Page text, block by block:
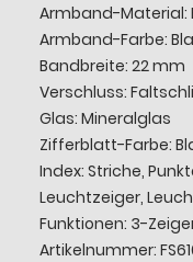
Armband-Material:
Armband-Farbe:
Bandbreite: 22 mm
Verschluss:
Glas: Mineralglas
Zifferblatt-Farbe:
Index: Striche,
Leuchtzeiger,
Funktionen: 3-
Artikelnummer: